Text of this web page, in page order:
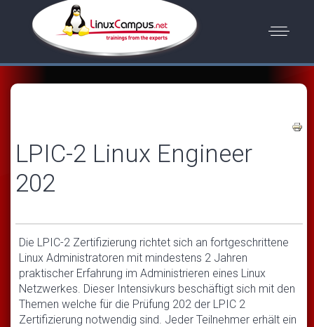
LPIC-2 Linux Engineer
202
Die LPIC-2 Zertifizierung richtet sich an fortgeschrittene
Linux Administratoren mit mindestens 2 Jahren
praktischer Erfahrung im Administrieren eines Linux
Netzwerkes. Dieser Intensivkurs beschäftigt sich mit den
Themen welche für die Prüfung 202 der LPIC 2
Zertifizierung notwendig sind. Jeder Teilnehmer erhält ein